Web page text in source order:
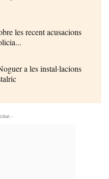
les recent acusacions
a les instal·lacions
-